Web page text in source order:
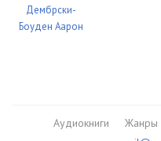
Дембрски-
Боуден Аарон
Аудиокниги Жанры